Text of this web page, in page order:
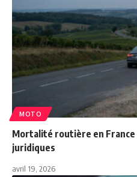
MOTO
Mortalité routière en France
juridiques
avril 19, 2026